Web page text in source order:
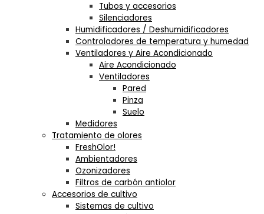
Tubos y accesorios
Silenciadores
Humidificadores / Deshumidificadores
Controladores de temperatura y humedad
Ventiladores y Aire Acondicionado
Aire Acondicionado
Ventiladores
Pared
Pinza
Suelo
Medidores
Tratamiento de olores
FreshOlor!
Ambientadores
Ozonizadores
Filtros de carbón antiolor
Accesorios de cultivo
Sistemas de cultivo